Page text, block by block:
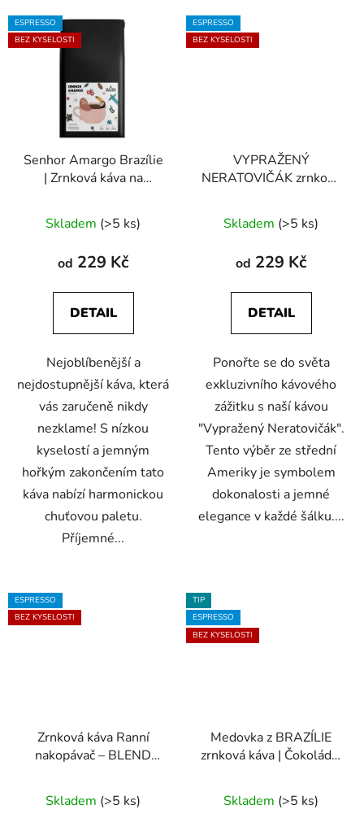
ESPRESSO
BEZ KYSELOSTI
Senhor Amargo Brazílie
| Zrnková káva na
Skladem (>5 ks)
od 229 Kč
DETAIL
Nejoblíbenější a
nejdostupnější káva, která
vás zaručeně nikdy
nezklame! S nízkou
kyselostí a jemným
hořkým zakončením tato
káva nabízí harmonickou
chuťovou paletu.
Příjemné...
ESPRESSO
BEZ KYSELOSTI
VYPRAŽENÝ
NERATOVIČÁK zrnková
Skladem (>5 ks)
od 229 Kč
DETAIL
Ponořte se do světa
exkluzivního kávového
zážitku s naší kávou
"Vypražený Neratovičák".
Tento výběr ze střední
Ameriky je symbolem
dokonalosti a jemné
elegance v každé šálku....
ESPRESSO
BEZ KYSELOSTI
Zrnková káva Ranní
nakopávač – BLEND
robusta
hodnocení
Skladem (>5 ks)
TIP
ESPRESSO
BEZ KYSELOSTI
Medovka z BRAZÍLIE
zrnková káva | Čokoláda,
hodnocení
Skladem (>5 ks)